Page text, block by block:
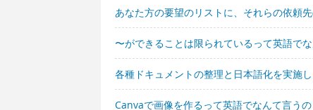
あなた方の要望のリストに、それらの依頼
〜ができることは限られているって英語で
各種ドキュメントの整理と日本語化を実施
Canvaで画像を作るって英語でなんて言うの